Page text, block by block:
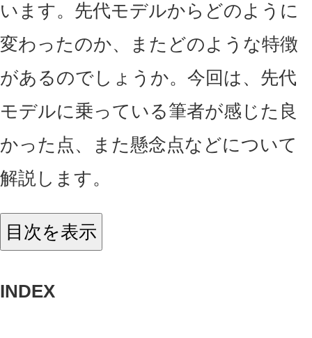
います。先代モデルからどのように
変わったのか、またどのような特徴
があるのでしょうか。今回は、先代
モデルに乗っている筆者が感じた良
かった点、また懸念点などについて
解説します。
目次を表示
INDEX